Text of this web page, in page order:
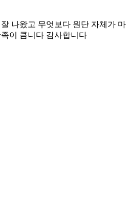
나왔고 무엇보다 원단 자체가 마
이 큼니다 감사합니다